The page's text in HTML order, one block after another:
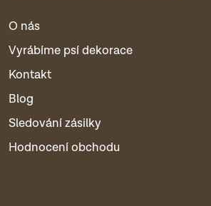
O nás
Vyrábíme psí dekorace
Kontakt
Blog
Sledování zásilky
Hodnocení obchodu